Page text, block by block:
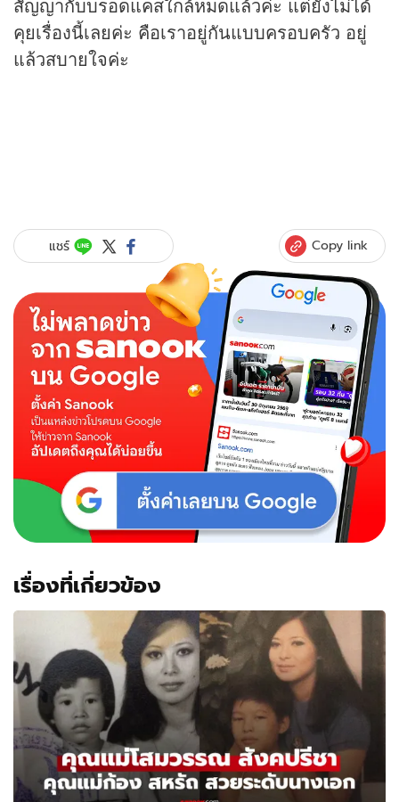
คุยเรื่องนี้เลยค่ะ คือเราอยู่กันแบบครอบครัว อยู่
แล้วสบายใจค่ะ
แชร์ Copy link
เรื่องที่เกี่ยวข้อง